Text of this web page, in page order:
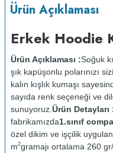
Ürün Açıklaması
Erkek Hoodie
Ürün Açıklaması :Soğuk
şık kapüşonlu polarınızı
kalın kışlık kumaşı
sayıda renk seçeneği ve
sunuyoruz. Ürün Detayları
fabrikamızda1.sınıf
özel dikim ve işçilik
m2gramajı ortalama 260